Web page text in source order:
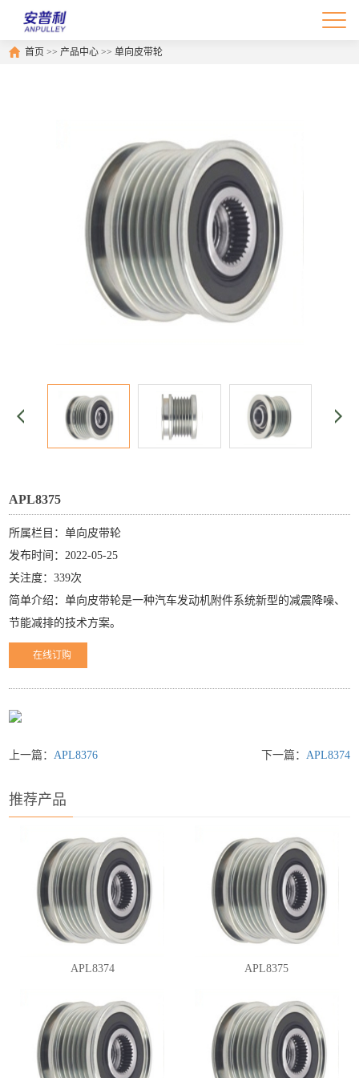
首页 >>产品中心 >>单向皮带轮
APL8375
所属栏目：单向皮带轮
发布时间：2022-05-25
关注度：339次
简单介绍：单向皮带轮是一种汽车发动机附件系统新型的减震降噪、
节能减排的技术方案。
在线订购
上一篇：APL8376 下一篇： APL8374
推荐产品
APL8374 APL8375